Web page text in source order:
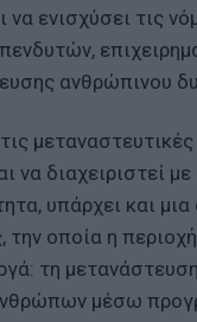
ενισχύσει τις
ανθρώπινου
να διαχειριστεί
υπάρχει και
την οποία η
τη
μέσω